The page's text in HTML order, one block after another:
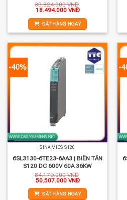
30.824.000VNĐ
Giá
là:
30.824.000 VNĐ.
18.494.000 VNĐGiá
tại
là:
18.494.000 VNĐ.
ĐẶT HÀNG NGAY
-40%
SINAMICS S120
6SL3130-6TE23-6AA3 | BIẾN TẦN
S120 DC 600V 60A 36KW
84.179.000VNĐ
Giá
là:
84.179.000 VNĐ.
50.507.000 VNĐGiá
tại
là:
ĐẶT HÀNG NGAY
-